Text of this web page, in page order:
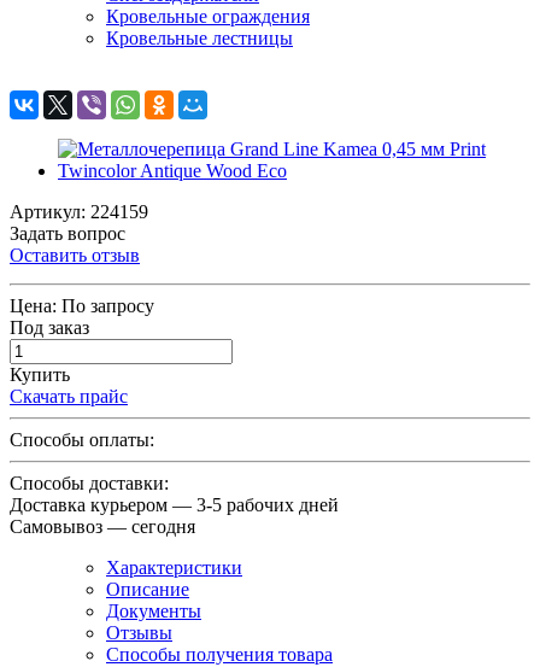
Кровельные ограждения
Кровельные лестницы
Артикул: 224159
Задать вопрос
Оставить отзыв
Цена: По запросу
Под заказ
Купить
Скачать прайс
Способы оплаты:
Способы доставки:
Доставка курьером — 3-5 рабочих дней
Самовывоз — сегодня
Характеристики
Описание
Документы
Отзывы
Способы получения товара